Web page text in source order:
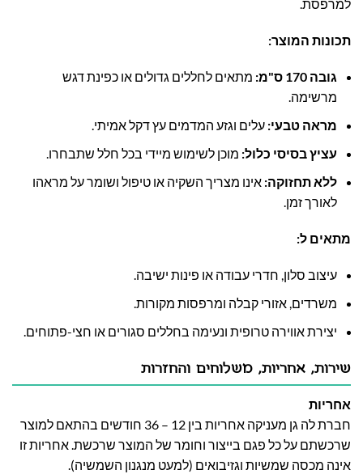
למרפסת.
תכונות המוצר:
גובה 170 ס"מ:
מתאים לחללים גדולים או כפינת דגש
מרשימה.
מראה טבעי: עלים וגזע המדמים עץ דקל אמיתי.
עציץ בסיסי כלול: מוכן לשימוש מיידי בכל חלל שתבחרו.
ללא תחזוקה: אינו מצריך השקיה או טיפול ושומר על מראהו
לאורך זמן.
מתאים ל:
עיצוב סלון, חדרי עבודה או פינות ישיבה.
משרדים, אזורי קבלה ומרפסות מקורות.
יצירת אווירה טרופית ונעימה בחללים סגורים או חצי-פתוחים.
שירות, אחריות, משלוחים והחזרות
אחריות
חברת לה גן מעניקה אחריות בין 12 – 36 חודשים בהתאם למוצר
שרכשתם על כל פגם בייצור וחומר של המוצר שרכשת. אחריות זו
אינה מכסה שמשיות וגזיבואים (למעט מנגנון השמשיה).